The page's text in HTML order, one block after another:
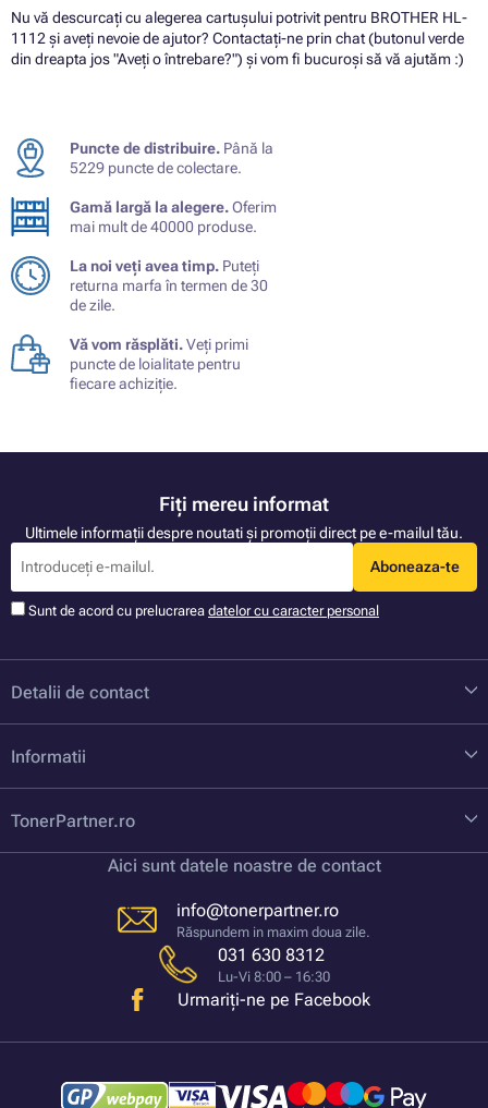
Nu vă descurcați cu alegerea cartușului potrivit pentru BROTHER HL-
1112 și aveți nevoie de ajutor? Contactați-ne prin chat (butonul verde
din dreapta jos "Aveți o întrebare?") și vom fi bucuroși să vă ajutăm :)
Puncte de distribuire. Până la
5229 puncte de colectare.
Gamă largă la alegere.Oferim
mai mult de 40000 produse.
La noi veți avea timp. Puteți
returna marfa în termen de 30
de zile.
Vă vom răsplăti.Veți primi
puncte de loialitate pentru
fiecare achiziție.
Fiți mereu informat
Ultimele informații despre noutati și promoții direct pe e-mailul tău.
Aboneaza-te
Sunt de acord cu prelucrarea datelor cu caracter personal
Detalii de contact
Informatii
TonerPartner.ro
Aici sunt datele noastre de contact
info@tonerpartner.ro
Răspundem in maxim doua zile.
031 630 8312
Lu-Vi 8:00 – 16:30
Urmariți-ne pe Facebook